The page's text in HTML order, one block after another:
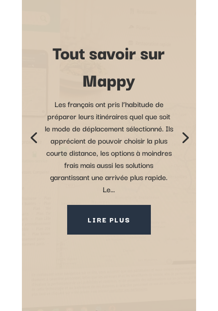
Tout savoir sur
Mappy
Les français ont pris l’habitude de
préparer leurs itinéraires quel que soit
le mode de déplacement sélectionné. Ils
apprécient de pouvoir choisir la plus
courte distance, les options à moindres
frais mais aussi les solutions
garantissant une arrivée plus rapide.
Le...
LIRE PLUS